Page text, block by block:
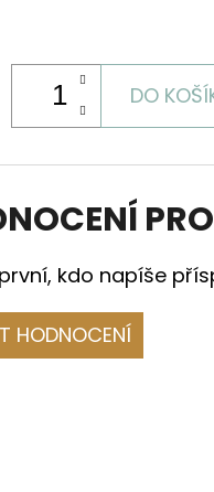
DO
kdo napíše
HODNOCENÍ